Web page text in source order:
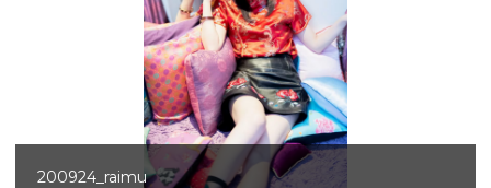
200924_raimu